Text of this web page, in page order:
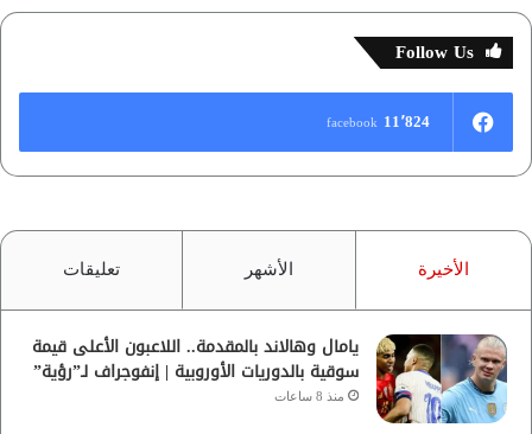
Follow Us
11٬824 facebook
الأخيرة الأشهر تعليقات
يامال وهالاند بالمقدمة.. اللاعبون الأعلى قيمة
سوقية بالدوريات الأوروبية | إنفوجراف لـ”رؤية”
منذ 8 ساعات